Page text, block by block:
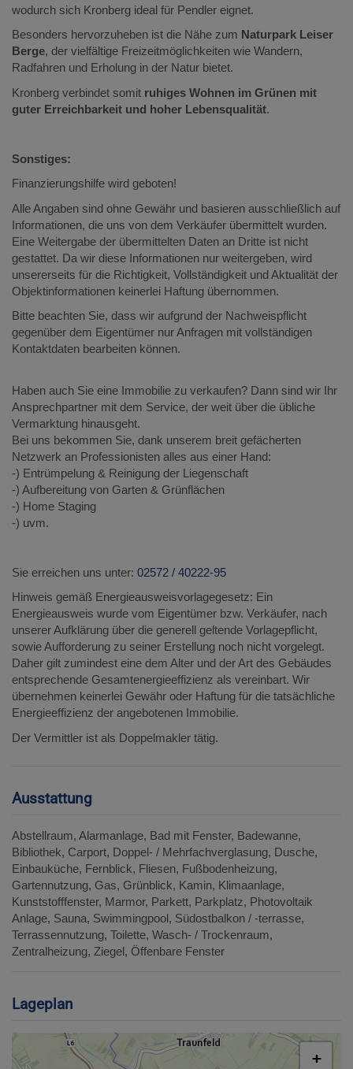
wodurch sich Kronberg ideal für Pendler eignet.
Besonders hervorzuheben ist die Nähe zum Naturpark Leiser
Berge, der vielfältige Freizeitmöglichkeiten wie Wandern,
Radfahren und Erholung in der Natur bietet.
Kronberg verbindet somit ruhiges Wohnen im Grünen mit
guter Erreichbarkeit und hoher Lebensqualität.
Sonstiges:
Finanzierungshilfe wird geboten!
Alle Angaben sind ohne Gewähr und basieren ausschließlich auf
Informationen, die uns von dem Verkäufer übermittelt wurden.
Eine Weitergabe der übermittelten Daten an Dritte ist nicht
gestattet. Da wir diese Informationen nur weitergeben, wird
unsererseits für die Richtigkeit, Vollständigkeit und Aktualität der
Objektinformationen keinerlei Haftung übernommen.
Bitte beachten Sie, dass wir aufgrund der Nachweispflicht
gegenüber dem Eigentümer nur Anfragen mit vollständigen
Kontaktdaten bearbeiten können.
Haben auch Sie eine Immobilie zu verkaufen? Dann sind wir Ihr
Ansprechpartner mit dem Service, der weit über die übliche
Vermarktung hinausgeht.
Bei uns bekommen Sie, dank unserem breit gefächerten
Netzwerk an Professionisten alles aus einer Hand:
-) Entrümpelung & Reinigung der Liegenschaft
-) Aufbereitung von Garten & Grünflächen
-) Home Staging
-) uvm.
Sie erreichen uns unter: 02572 / 40222-95
Hinweis gemäß Energieausweisvorlagegesetz: Ein
Energieausweis wurde vom Eigentümer bzw. Verkäufer, nach
unserer Aufklärung über die generell geltende Vorlagepflicht,
sowie Aufforderung zu seiner Erstellung noch nicht vorgelegt.
Daher gilt zumindest eine dem Alter und der Art des Gebäudes
entsprechende Gesamtenergieeffizienz als vereinbart. Wir
übernehmen keinerlei Gewähr oder Haftung für die tatsächliche
Energieeffizienz der angebotenen Immobilie.
Der Vermittler ist als Doppelmakler tätig.
Ausstattung
Abstellraum Alarmanlage Bad mit Fenster Badewanne
Bibliothek Carport Doppel- / Mehrfachverglasung Dusche
Einbauküche Fernblick Fliesen Fußbodenheizung
Gartennutzung Gas Grünblick Kamin Klimaanlage
Kunststofffenster Marmor Parkett Parkplatz Photovoltaik
Anlage Sauna Swimmingpool Südostbalkon / -terrasse
Terrassennutzung Toilette Wasch- / Trockenraum
Zentralheizung Ziegel Öffenbare Fenster
Lageplan
+